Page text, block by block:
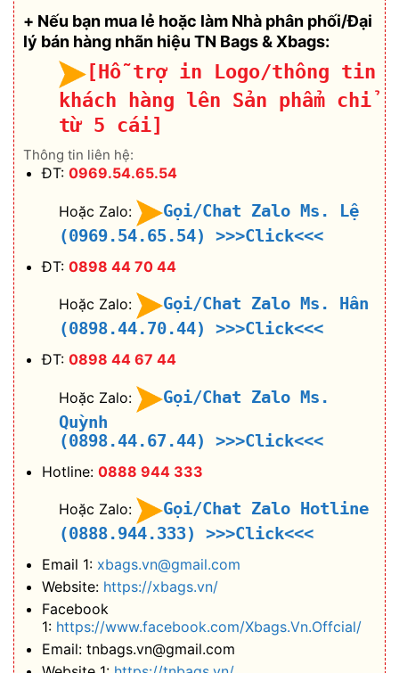
+ Nếu bạn mua lẻ hoặc làm Nhà phân phối/Đại
lý bán hàng nhãn hiệu TN Bags & Xbags:
[Hỗ trợ in Logo/thông tin
khách hàng lên Sản phẩm chỉ
từ 5 cái]
Thông tin liên hệ:
ĐT: 0969.54.65.54
Hoặc Zalo:
Gọi/Chat Zalo Ms. Lệ
(0969.54.65.54)
>>>Click<<<
ĐT: 0898 44 70 44
Hoặc Zalo:
Gọi/Chat Zalo Ms. Hân
(0898.44.70.44)
>>>Click<<<
ĐT: 0898 44 67 44
Hoặc Zalo:
Gọi/Chat Zalo Ms.
Quỳnh
(0898.44.67.44)
>>>Click<<<
Hotline: 0888 944 333
Hoặc Zalo:
Gọi/Chat Zalo Hotline
(0888.944.333)
>>>Click<<<
Email 1: xbags.vn@gmail.com
Website: https://xbags.vn/
Facebook
1: https://www.facebook.com/Xbags.Vn.Offcial/
Email: tnbags.vn@gmail.com